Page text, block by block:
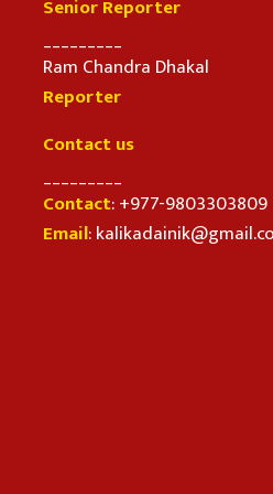
Senior Reporter
Ram Chandra Dhakal
Reporter
Contact us
Contact: +977-9803303809
Email: